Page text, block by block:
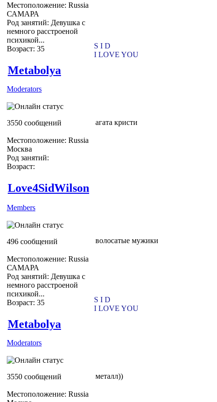
Местоположение: Russia
САМАРА
Род занятий: Девушка с
немного расстроеной
психикой...
Возраст: 35
S I D
I LOVE YOU
Metabolya
Moderators
3550 сообщений
Местоположение: Russia
Москва
Род занятий:
Возраст:
агата кристи
Love4SidWilson
Members
496 сообщений
Местоположение: Russia
САМАРА
Род занятий: Девушка с
немного расстроеной
психикой...
Возраст: 35
волосатые мужики
S I D
I LOVE YOU
Metabolya
Moderators
3550 сообщений
Местоположение: Russia
металл))